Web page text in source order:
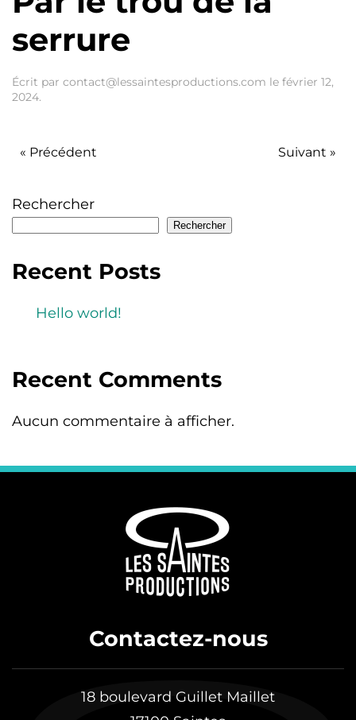
serrure
Écrit par contact@lessaintesproductions.com le février 12,
2024.
« Précédent Suivant »
Rechercher
Rechercher
Recent Posts
Hello world!
Recent Comments
Aucun commentaire à afficher.
Contactez-nous
18 boulevard Guillet Maillet